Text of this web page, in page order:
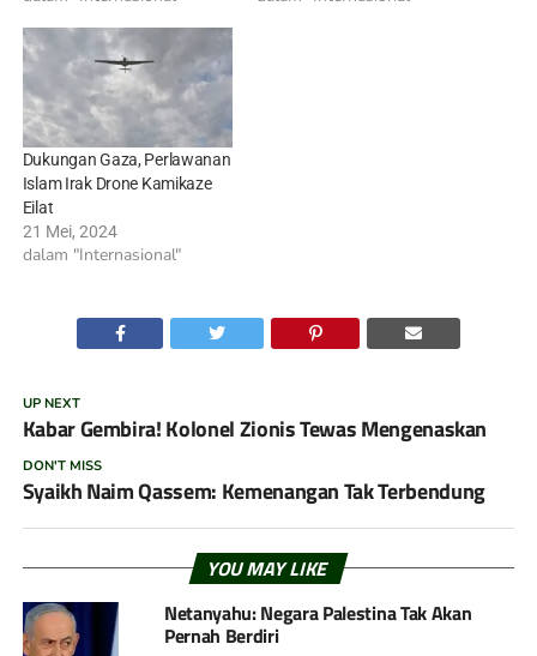
Dukungan Gaza, Perlawanan
Islam Irak Drone Kamikaze
Eilat
21 Mei, 2024
dalam "Internasional"
UP NEXT
Kabar Gembira! Kolonel Zionis Tewas Mengenaskan
DON'T MISS
Syaikh Naim Qassem: Kemenangan Tak Terbendung
YOU MAY LIKE
Netanyahu: Negara Palestina Tak Akan
Pernah Berdiri